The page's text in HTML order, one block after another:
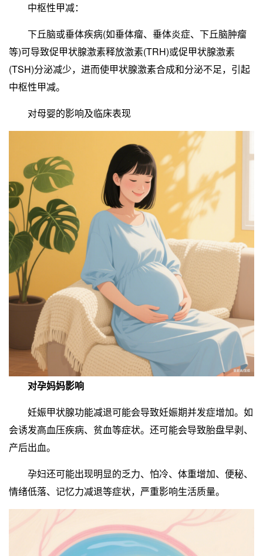
中枢性甲减：
下丘脑或垂体疾病(如垂体瘤、垂体炎症、下丘脑肿瘤
等)可导致促甲状腺激素释放激素(TRH)或促甲状腺激素
(TSH)分泌减少，进而使甲状腺激素合成和分泌不足，引起
中枢性甲减。
对母婴的影响及临床表现
对孕妈妈影响
妊娠甲状腺功能减退可能会导致妊娠期并发症增加。如
会诱发高血压疾病、贫血等症状。还可能会导致胎盘早剥、
产后出血。
孕妇还可能出现明显的乏力、怕冷、体重增加、便秘、
情绪低落、记忆力减退等症状，严重影响生活质量。